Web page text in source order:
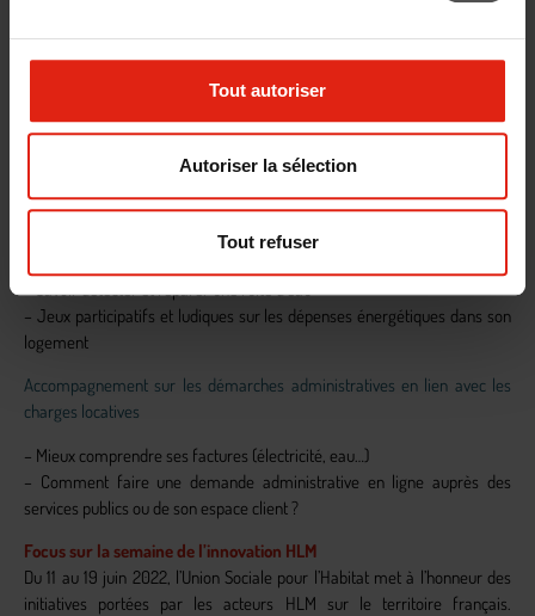
Tout autoriser
Autoriser la sélection
Tout refuser
économies d’énergie et d’eau dans son logement
– Savoir détecter et réparer une fuite d’eau
– Jeux participatifs et ludiques sur les dépenses énergétiques dans son
logement
Accompagnement sur les démarches administratives en lien avec les
charges locatives
– Mieux comprendre ses factures (électricité, eau…)
– Comment faire une demande administrative en ligne auprès des
services publics ou de son espace client ?
Focus sur la semaine de l’innovation HLM
Du 11 au 19 juin 2022, l’Union Sociale pour l’Habitat met à l’honneur des
initiatives portées par les acteurs HLM sur le territoire français.